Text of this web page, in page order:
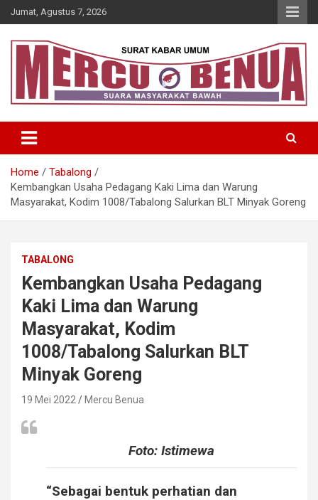
Skip
to
Jumat, Agustus 7, 2026
Mercu Benua
Home
Tabalong
Kembangkan Usaha Pedagang Kaki Lima dan Warung
Masyarakat, Kodim 1008/Tabalong Salurkan BLT Minyak Goreng
TABALONG
Kembangkan Usaha Pedagang
Kaki Lima dan Warung
Masyarakat, Kodim
1008/Tabalong Salurkan BLT
Minyak Goreng
19 Mei 2022 Mercu Benua
Foto: Istimewa
“Sebagai bentuk perhatian dan